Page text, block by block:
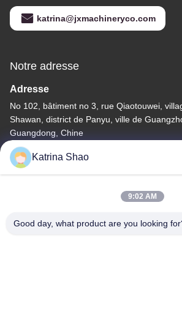
katrina@jxmachineryco.com
Notre adresse
Adresse
No 102, bâtiment no 3, rue Qiaotouwei,
Shawan, district de Panyu, ville de
Guangdong, Chine
Télégramme
86--15913188664
Katrina Shao
9:02 AM
Good day, what product are you looking